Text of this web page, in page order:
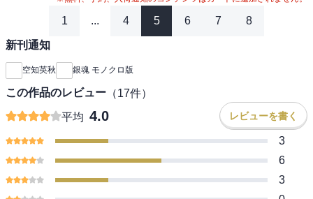
1 ... 4 5 6 7 8
新刊通知
空知英秋 銀魂 モノクロ版
この作品のレビュー （17件）
平均 4.0 レビューを書く
3
6
3